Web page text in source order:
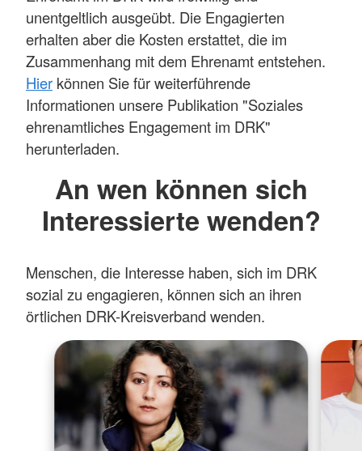
unentgeltlich ausgeübt. Die Engagierten
erhalten aber die Kosten erstattet, die im
Zusammenhang mit dem Ehrenamt entstehen.
Hier können Sie für weiterführende
Informationen unsere Publikation "Soziales
ehrenamtliches Engagement im DRK"
herunterladen.
An wen können sich
Interessierte wenden?
Menschen, die Interesse haben, sich im DRK
sozial zu engagieren, können sich an ihren
örtlichen DRK-Kreisverband wenden.